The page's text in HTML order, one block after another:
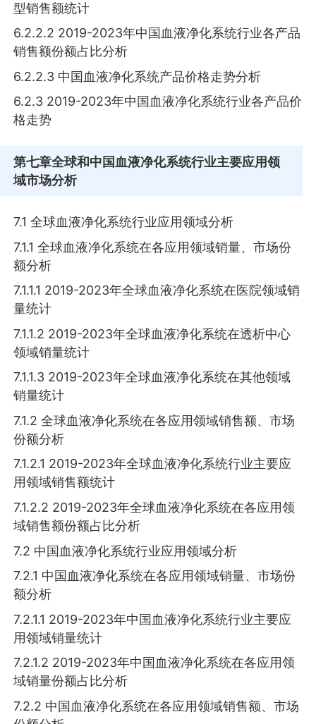
型销售额统计
6.2.2.2 2019-2023年中国血液净化系统行业各产品
销售额份额占比分析
6.2.2.3 中国血液净化系统产品价格走势分析
6.2.3 2019-2023年中国血液净化系统行业各产品价
格走势
第七章全球和中国血液净化系统行业主要应用领
域市场分析
7.1 全球血液净化系统行业应用领域分析
7.1.1 全球血液净化系统在各应用领域销量、市场份
额分析
7.1.1.1 2019-2023年全球血液净化系统在医院领域销
量统计
7.1.1.2 2019-2023年全球血液净化系统在透析中心
领域销量统计
7.1.1.3 2019-2023年全球血液净化系统在其他领域
销量统计
7.1.2 全球血液净化系统在各应用领域销售额、市场
份额分析
7.1.2.1 2019-2023年全球血液净化系统行业主要应
用领域销售额统计
7.1.2.2 2019-2023年全球血液净化系统在各应用领
域销售额份额占比分析
7.2 中国血液净化系统行业应用领域分析
7.2.1 中国血液净化系统在各应用领域销量、市场份
额分析
7.2.1.1 2019-2023年中国血液净化系统行业主要应
用领域销量统计
7.2.1.2 2019-2023年中国血液净化系统在各应用领
域销量份额占比分析
7.2.2 中国血液净化系统在各应用领域销售额、市场